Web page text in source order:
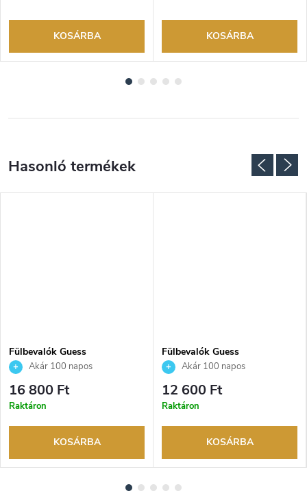
KOSÁRBA KOSÁRBA
Fülbevalók Guess
JUBE05017JWRHT
Akár 100 napos
visszaküldési lehetőség. Hivatalos
márkakereskedő.
16 800 Ft
Raktáron
KOSÁRBA
Fülbevalók Guess
JUBE04612JWRHT
Akár 100 napos
visszaküldési lehetőség. Hivatalos
márkakereskedő.
12 600 Ft
Raktáron
KOSÁRBA